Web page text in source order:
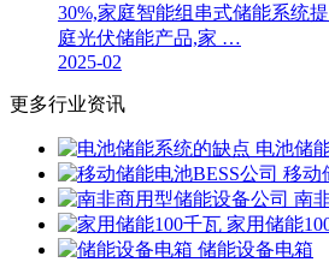
30%,家庭智能组串式储能系统
庭光伏储能产品,家 …
2025-02
更多行业资讯
电池储
移动
南
家用储能
储能设备电箱